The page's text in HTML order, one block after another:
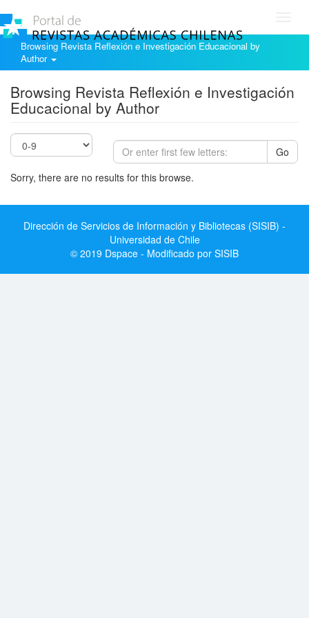
Browsing Revista Reflexión e Investigación Educacional by
Author
Browsing Revista Reflexión e Investigación
Educacional by Author
Go
Sorry, there are no results for this browse.
Dirección de Servicios de Información y Bibliotecas (SISIB) -
Universidad de Chile
© 2019 Dspace - Modificado por SISIB